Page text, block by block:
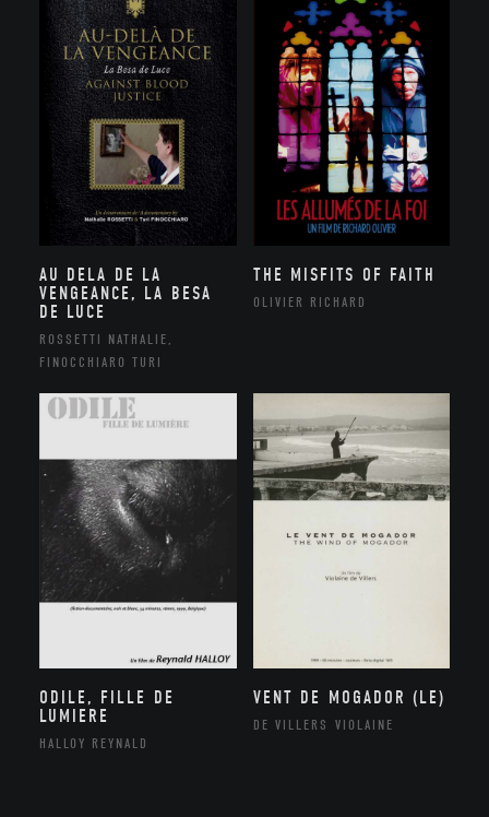
AU DELA DE LA
VENGEANCE, LA BESA
DE LUCE
ROSSETTI NATHALIE,
FINOCCHIARO TURI
THE MISFITS OF FAITH
OLIVIER RICHARD
ODILE, FILLE DE
LUMIERE
HALLOY REYNALD
VENT DE MOGADOR (LE)
DE VILLERS VIOLAINE